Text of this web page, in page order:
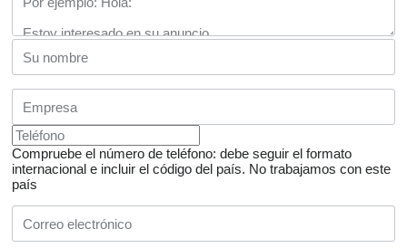
Compruebe el número de teléfono: debe seguir el formato
internacional e incluir el código del país. No trabajamos con este
país